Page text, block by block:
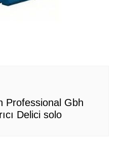
Professional Gbh
Delici solo